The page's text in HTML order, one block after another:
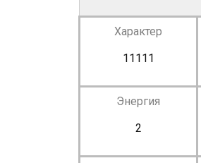
Характер
11111
Энергия
2